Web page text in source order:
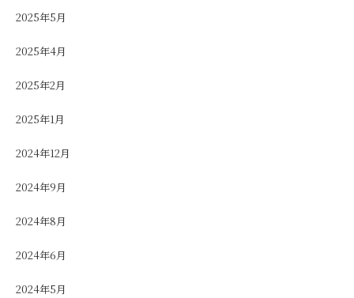
2025年5月
2025年4月
2025年2月
2025年1月
2024年12月
2024年9月
2024年8月
2024年6月
2024年5月